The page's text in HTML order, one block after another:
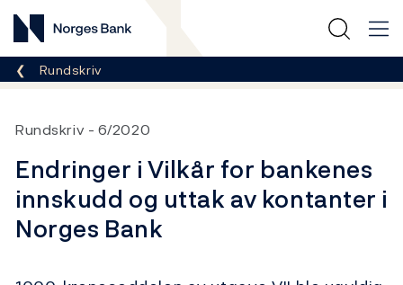
Norges Bank
Her er du nå:
Rundskriv
Rundskriv 6/2020
Endringer i Vilkår for bankenes
innskudd og uttak av kontanter i
Norges Bank